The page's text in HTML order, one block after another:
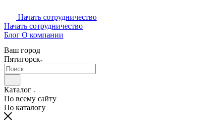
Начать сотрудничество
Начать сотрудничество
Блог О компании
Ваш город
Пятигорск
Каталог
По всему сайту
По каталогу